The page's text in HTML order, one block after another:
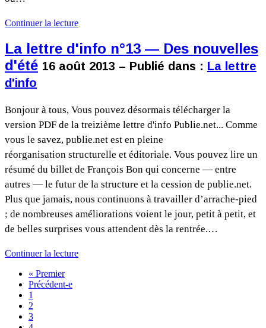
Continuer la lecture
La lettre d'info n°13 — Des nouvelles
d'été 16 août 2013 – Publié dans : La lettre
d'info
Bonjour à tous, Vous pouvez désormais télécharger la
version PDF de la treizième lettre d'info Publie.net... Comme
vous le savez, publie.net est en pleine
réorganisation structurelle et éditoriale. Vous pouvez lire un
résumé du billet de François Bon qui concerne — entre
autres — le futur de la structure et la cession de publie.net.
Plus que jamais, nous continuons à travailler d’arrache-pied
; de nombreuses améliorations voient le jour, petit à petit, et
de belles surprises vous attendent dès la rentrée.…
Continuer la lecture
« Premier
Précédent-e
1
2
3